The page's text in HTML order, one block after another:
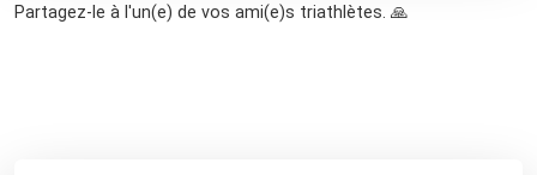
Partagez-le à l'un(e) de vos ami(e)s triathlètes. 🙏